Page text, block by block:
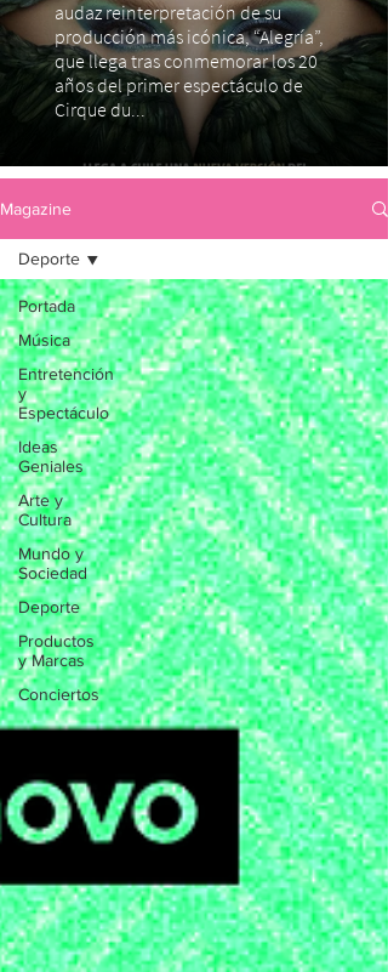
audaz reinterpretación de su
producción más icónica, “Alegría”,
que llega tras conmemorar los 20
años del primer espectáculo de
Cirque du...
Magazine
Portada
Música
Entretención
y
Espectáculo
Ideas
Geniales
Arte y
Cultura
Mundo y
Sociedad
Deporte
Productos
y Marcas
Conciertos
Deporte